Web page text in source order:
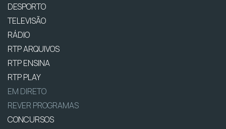
DESPORTO
TELEVISÃO
RÁDIO
RTP ARQUIVOS
RTP ENSINA
RTP PLAY
EM DIRETO
REVER PROGRAMAS
CONCURSOS